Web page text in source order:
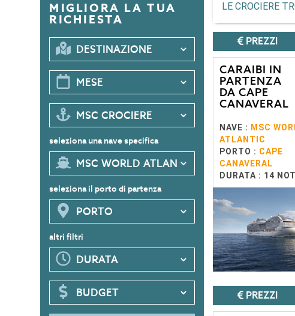
MIGLIORA LA TUA
RICHIESTA
seleziona una nave specifica
seleziona il porto di partenza
altri filtri
LE CROCIERE
PREZZI
CARAIBI IN
PARTENZA
DA CAPE
CANAVERAL
NAVE : MSC
ATLANTIC
PORTO : CAPE
CANAVERAL
DURATA : 14
PREZZI